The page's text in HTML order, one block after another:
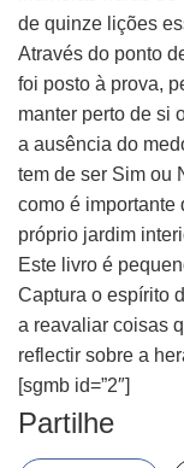
de quinze lições
Através do ponto
foi posto à prova,
manter perto de si
a ausência do
tem de ser Sim ou
como é importante
próprio jardim
Este livro é
Captura o espírito
a reavaliar coisas
reflectir sobre a
[sgmb id=”2″]
Partilhe